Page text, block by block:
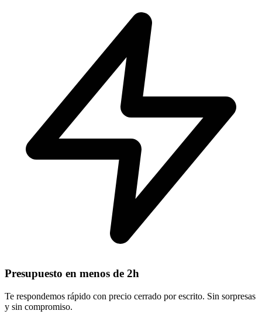
Presupuesto en menos de 2h
Te respondemos rápido con precio cerrado por escrito. Sin sorpresas
y sin compromiso.